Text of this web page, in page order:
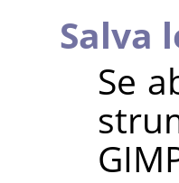
Salva
Se